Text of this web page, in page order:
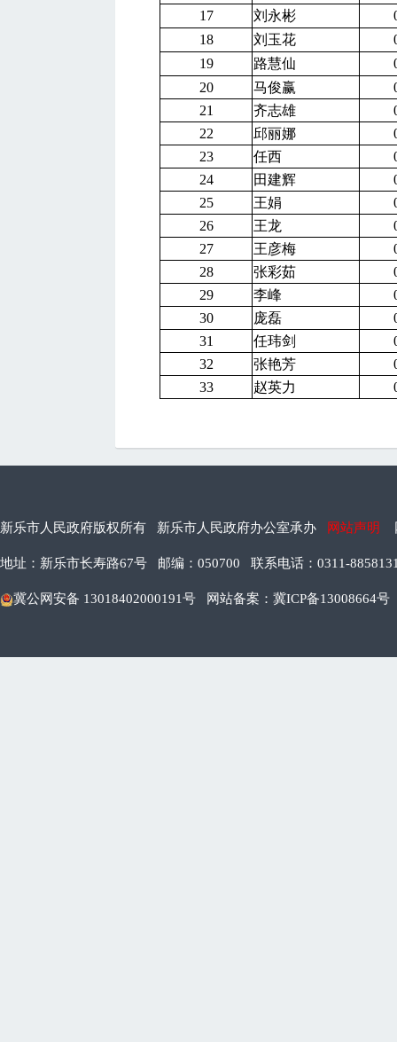
17
刘永彬
18
刘玉花
19
路慧仙
20
马俊赢
21
齐志雄
22
邱丽娜
23
任西
24
田建辉
25
王娟
26
王龙
27
王彦梅
28
张彩茹
29
李峰
30
庞磊
31
任玮剑
32
张艳芳
33
赵英力